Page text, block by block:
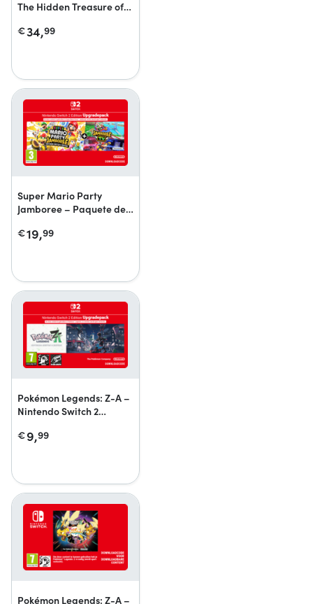
The Hidden Treasure of
€34,99
Super Mario Party
Jamboree – Paquete de
Nintendo Switch 2 Edition
€19,99
Pokémon Legends: Z-A –
Nintendo Switch 2
€9,99
Pokémon Legends: Z-A –